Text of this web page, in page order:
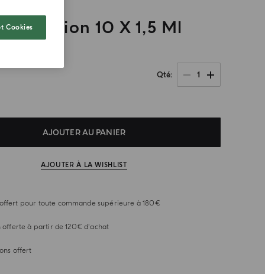
Sélection 10 X 1,5 Ml
Qté 1
AJOUTER AU PANIER
AJOUTER À LA WISHLIST
pour toute commande supérieure à 180€
offerte à partir de 120€ d'achat
offert
Cookies